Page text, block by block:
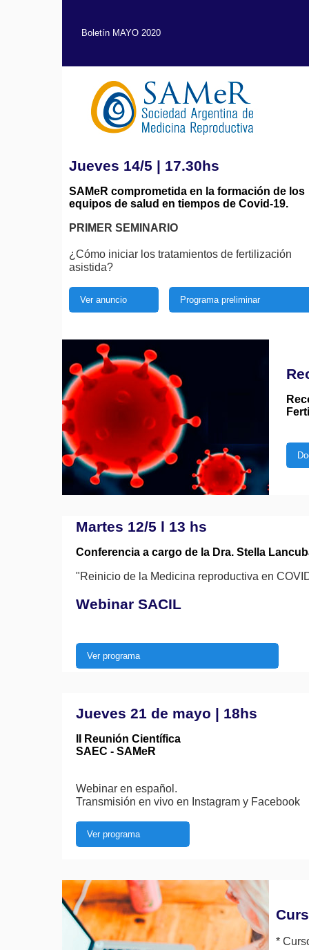
Boletín MAYO 2020
Jueves 14/5 | 17.30hs
SAMeR comprometida en la formación de los
equipos de salud en tiempos de Covid-19.
PRIMER SEMINARIO
¿Cómo iniciar los tratamientos de fertilización
asistida?
Ver anuncio Programa preliminar
Martes 12/5 l 13 hs
Conferencia a cargo de la Dra. Stella
"Reinicio de la Medicina reproductiva en
Webinar SACIL
Ver programa
Jueves 21 de mayo | 18hs
II Reunión Científica
SAEC - SAMeR
Webinar en español.
Transmisión en vivo en Instagram y Facebook
Ver programa
*